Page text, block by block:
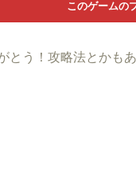
う！攻略法とかもあ